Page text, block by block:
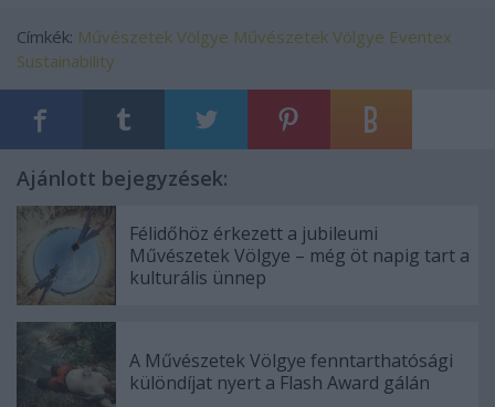
Címkék: Művészetek Völgye Művészetek Völgye Eventex
Sustainability
Ajánlott bejegyzések:
Félidőhöz érkezett a jubileumi
Művészetek Völgye – még öt napig tart a
kulturális ünnep
A Művészetek Völgye fenntarthatósági
különdíjat nyert a Flash Award gálán